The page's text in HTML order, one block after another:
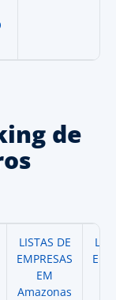
de
LISTAS DE
EMPRESAS
EM
Amazonas